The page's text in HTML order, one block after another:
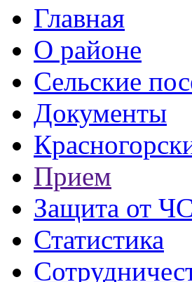
Главная
О районе
Сельские
Документы
Прием
Защита от ЧС
Статистика